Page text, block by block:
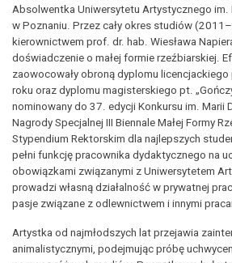
Absolwentka Uniwersytetu Artystycznego
w Poznaniu. Przez cały okres studiów
kierownictwem prof. dr. hab. Wiesława
doświadczenie o małej formie rzeźbiarskiej.
zaowocowały obroną dyplomu licencjackiego
roku oraz dyplomu magisterskiego pt.
nominowany do 37. edycji Konkursu im. Marii
Nagrody Specjalnej III Biennale Małej Formy
Stypendium Rektorskim dla najlepszych
pełni funkcję pracownika dydaktycznego na
obowiązkami związanymi z Uniwersytetem
prowadzi własną działalność w prywatnej
pasje związane z odlewnictwem i innymi
Artystka od najmłodszych lat przejawia
animalistycznymi, podejmując próbę